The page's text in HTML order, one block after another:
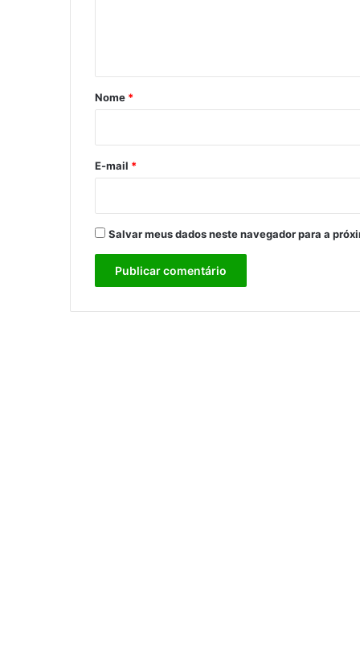
r
*
Nome *
E-mail *
Salvar meus dados neste navegador para a